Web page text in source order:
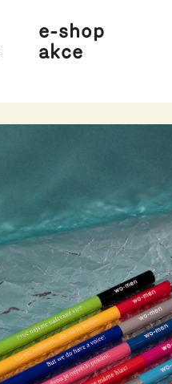
e-shop
akce